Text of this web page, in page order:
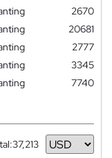
2670
20681
2777
3345
7740
37,213